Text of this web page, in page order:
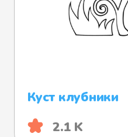
Куст клубники
2.1 K